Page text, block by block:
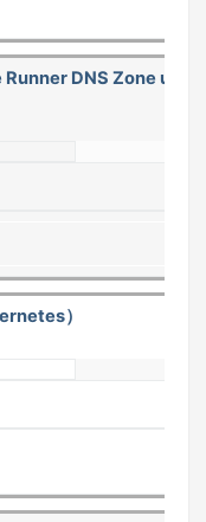
DNS Zone using
）